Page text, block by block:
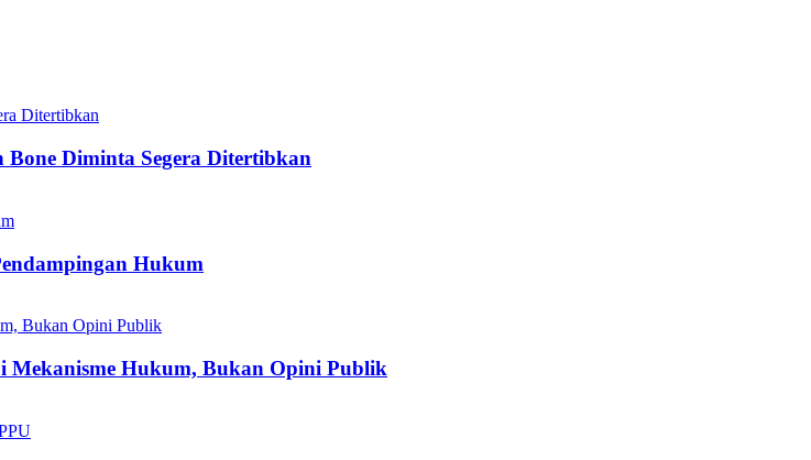
Diminta Segera Ditertibkan
Hukum
Mekanisme Hukum, Bukan Opini Publik